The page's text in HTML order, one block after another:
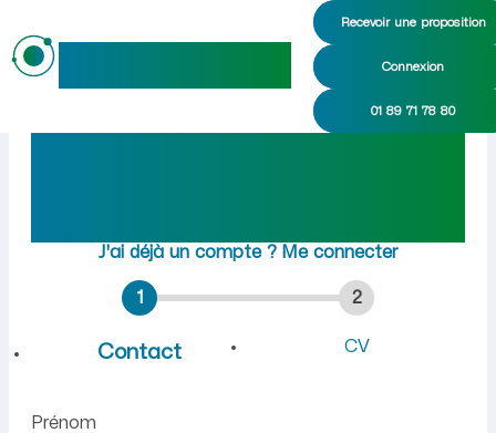
Recevoir une proposition
Connexion
01 89 71 78 80
Emploi à Nanteuil-Notre-
Rejoindre maideoà
J'ai déjà un compte ? Me connecter
1
Contact
2
CV
Prénom